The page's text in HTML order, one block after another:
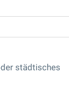
städtisches